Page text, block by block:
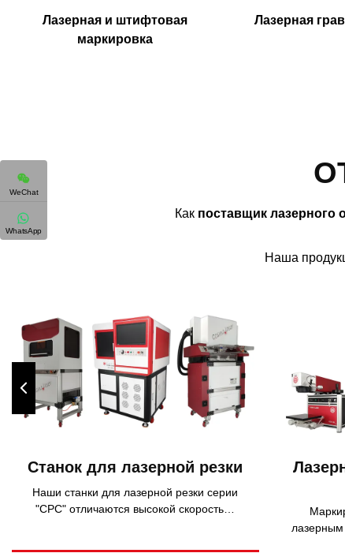
Лазерная и штифтовая
маркировка
Лазерная
Как поставщик лазерного
Наша
Станок для лазерной резки
Наши станки для лазерной резки серии
"CPC" отличаются высокой скоростью,
лазерным
WeChat
WhatsApp